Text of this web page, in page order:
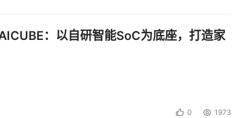
：以自研智能SoC为底座，打造家
0 1973